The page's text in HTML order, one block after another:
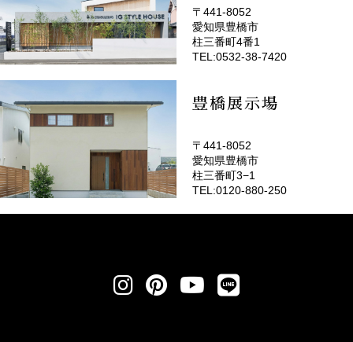
(EMOTOP豊橋)
〒441-8052
愛知県豊橋市
柱三番町4番1
TEL:0532-38-7420
豊橋展示場
〒441-8052
愛知県豊橋市
柱三番町3−1
TEL:0120-880-250